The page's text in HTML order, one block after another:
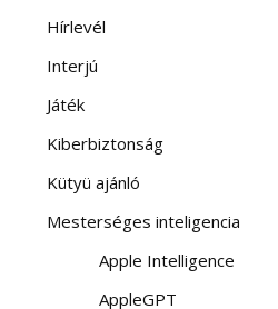
Hírlevél
Interjú
Játék
Kiberbiztonság
Kütyü ajánló
Mesterséges inteligencia
Apple Intelligence
AppleGPT